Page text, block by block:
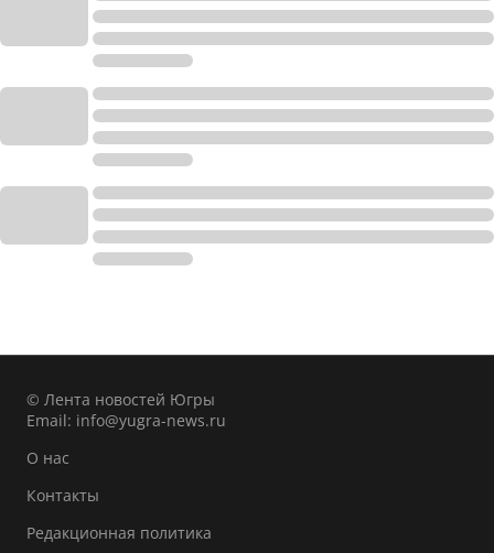
© Лента новостей Югры
Email: info@yugra-news.ru
О нас
Контакты
Редакционная политика